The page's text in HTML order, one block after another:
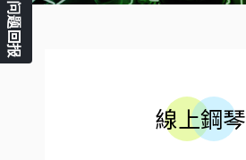
線上鋼琴
问题回报